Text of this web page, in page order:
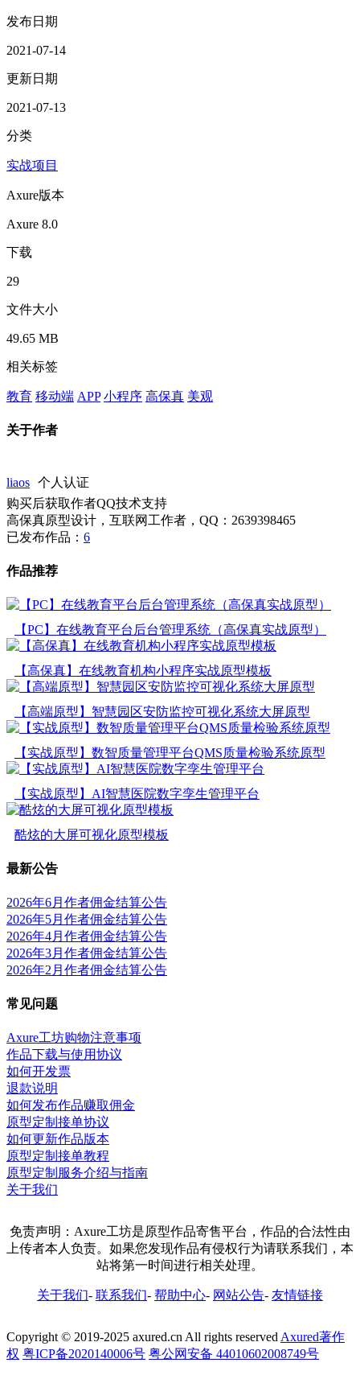
发布日期
2021-07-14
更新日期
2021-07-13
分类
实战项目
Axure版本
Axure 8.0
下载
29
文件大小
49.65 MB
相关标签
教育 移动端 APP 小程序 高保真 美观
关于作者
liaos
个人认证
购买后获取作者QQ技术支持
高保真原型设计，互联网工作者，QQ：2639398465
已发布作品： 6
作品推荐
【PC】在线教育平台后台管理系统（高保真实战原型）
【高保真】在线教育机构小程序实战原型模板
【高端原型】智慧园区安防监控可视化系统大屏原型
【实战原型】数智质量管理平台QMS质量检验系统原型
【实战原型】AI智慧医院数字孪生管理平台
酷炫的大屏可视化原型模板
最新公告
2026年6月作者佣金结算公告
2026年5月作者佣金结算公告
2026年4月作者佣金结算公告
2026年3月作者佣金结算公告
2026年2月作者佣金结算公告
常见问题
Axure工坊购物注意事项
作品下载与使用协议
如何开发票
退款说明
如何发布作品赚取佣金
原型定制接单协议
如何更新作品版本
原型定制接单教程
原型定制服务介绍与指南
关于我们
免责声明：Axure工坊是原型作品寄售平台，作品的合法性由
上传者本人负责。如果您发现作品有侵权行为请联系我们，本
站将第一时间进行相关处理。
关于我们- 联系我们- 帮助中心- 网站公告- 友情链接
Copyright © 2019-2025 axured.cn All rights reserved Axured著作
权 粤ICP备2020140006号 粤公网安备 44010602008749号